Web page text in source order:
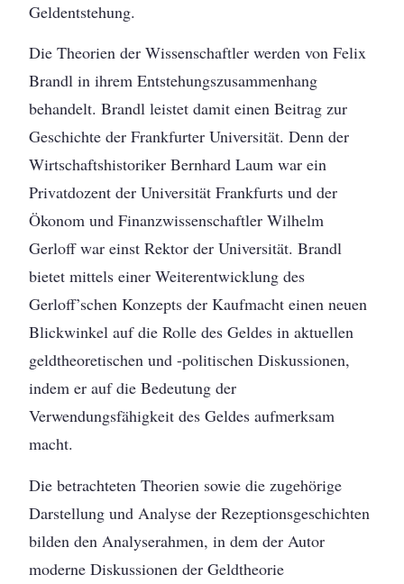
Geldentstehung.
Die Theorien der Wissenschaftler werden von Felix
Brandl in ihrem Entstehungszusammenhang
behandelt. Brandl leistet damit einen Beitrag zur
Geschichte der Frankfurter Universität. Denn der
Wirtschaftshistoriker Bernhard Laum war ein
Privatdozent der Universität Frankfurts und der
Ökonom und Finanzwissenschaftler Wilhelm
Gerloff war einst Rektor der Universität. Brandl
bietet mittels einer Weiterentwicklung des
Gerloff’schen Konzepts der Kaufmacht einen neuen
Blickwinkel auf die Rolle des Geldes in aktuellen
geldtheoretischen und -politischen Diskussionen,
indem er auf die Bedeutung der
Verwendungsfähigkeit des Geldes aufmerksam
macht.
Die betrachteten Theorien sowie die zugehörige
Darstellung und Analyse der Rezeptionsgeschichten
bilden den Analyserahmen, in dem der Autor
moderne Diskussionen der Geldtheorie